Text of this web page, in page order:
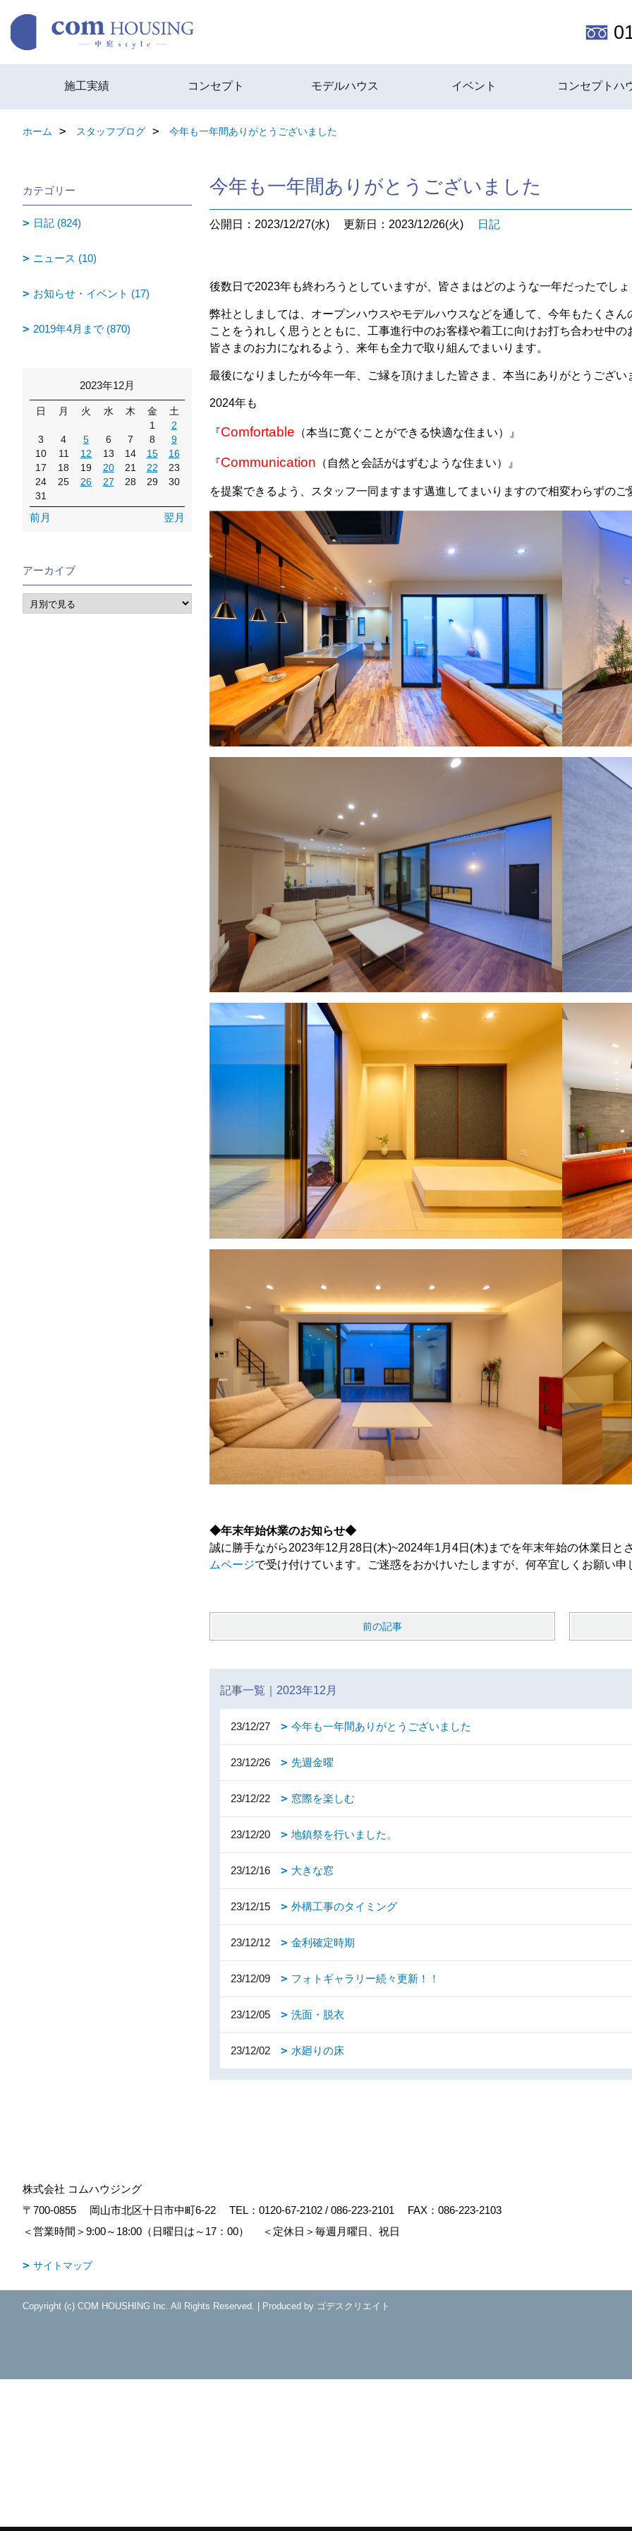
施工実績 コンセプト モデルハウス イベント コンセプトハ
ホーム スタッフブログ 今年も一年間ありがとうございました
今年も一年間ありがとうございました
公開日：2023/12/27(水) 更新日：2023/12/26(火) 日記
後数日で2023年も終わろうとしていますが、皆さまはどのような一年だったでし
弊社としましては、オープンハウスやモデルハウスなどを通して、今年もたくさ
ことをうれしく思うとともに、工事進行中のお客様や着工に向けお打ち合わせ中
皆さまのお力になれるよう、来年も全力で取り組んでまいります。
最後になりましたが今年一年、ご縁を頂けました皆さま、本当にありがとうござい
2024年も
『Comfortable （本当に寛ぐことができる快適な住まい）』
『Communication （自然と会話がはずむような住まい）』
を提案できるよう、スタッフ一同ますます邁進してまいりますので相変わらずの
◆年末年始休業のお知らせ◆
誠に勝手ながら2023年12月28日(木)~2024年1月4日(木)までを年末年始の休業日と
ムページで受け付けています。ご迷惑をおかけいたしますが、何卒宜しくお願い申
前の記事
記事一覧｜2023年12月
23/12/27 今年も一年間ありがとうございました
23/12/26 先週金曜
23/12/22 窓際を楽しむ
23/12/20 地鎮祭を行いました。
23/12/16 大きな窓
23/12/15 外構工事のタイミング
23/12/12 金利確定時期
23/12/09 フォトギャラリー続々更新！！
23/12/05 洗面・脱衣
23/12/02 水廻りの床
カテゴリー
日記 (824)
ニュース (10)
お知らせ・イベント (17)
2019年4月まで (870)
2023年12月
日 月 火 水 木 金
土
1
2
3
4 5 6 7 8
9
10
11 12 13 14 15
16
17
18 19 20 21 22
23
24
25 26 27 28 29
30
31
前月 翌月
アーカイブ
株式会社 コムハウジング
〒700-0855
岡山市北区十日市中町6-22 TEL： 0120-67-2102 / 086-223-2101
FAX：086-223-2103
＜営業時間＞9:00～18:00（日曜日は～17：00）
＜定休日＞毎週月曜日、祝日
サイトマップ
Copyright (c) COM HOUSHING Inc. All Rights Reserved. Produced by ゴデスクリエイト